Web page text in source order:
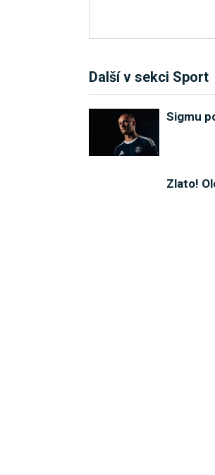
Další v sekci Sport
Sigmu
Zlato!